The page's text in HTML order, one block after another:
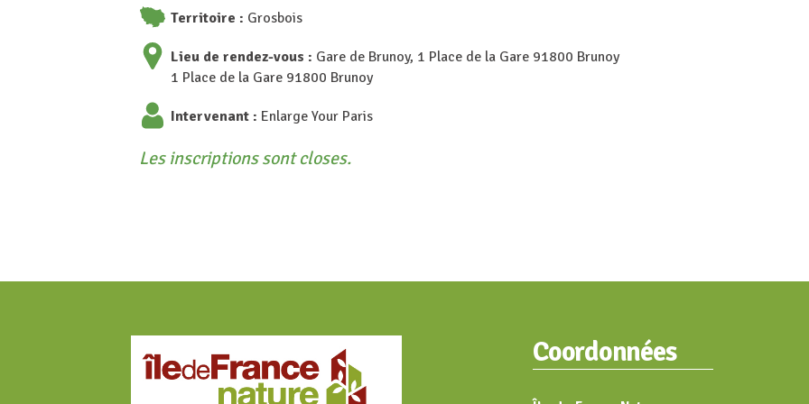
Territoire : Grosbois
Lieu de rendez-vous : Gare de Brunoy, 1 Place de la Gare 91800 Brunoy
1 Place de la Gare 91800 Brunoy
Intervenant : Enlarge Your Paris
Les inscriptions sont closes.
Coordonnées